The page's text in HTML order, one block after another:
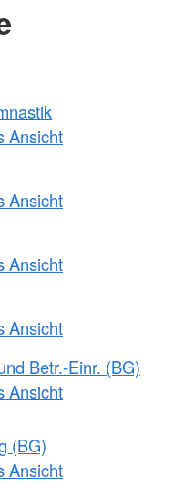
Ansicht
Ansicht
Ansicht
Ansicht
Betr.-Einr. (BG)
Ansicht
(BG)
Ansicht